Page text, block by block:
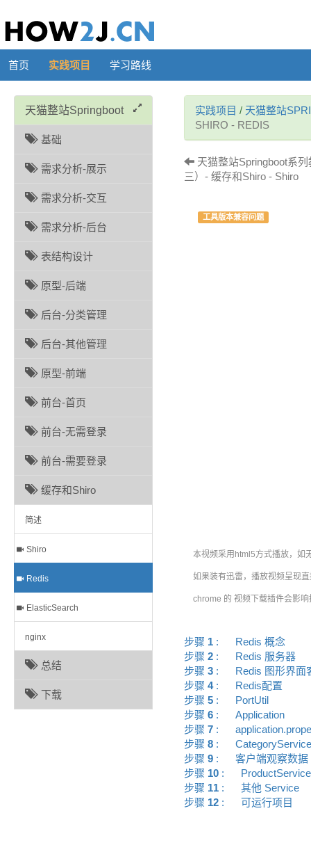
首页 实践项目 学习路线
天猫整站Springboot
基础
需求分析-展示
需求分析-交互
需求分析-后台
表结构设计
原型-后端
后台-分类管理
后台-其他管理
原型-前端
前台-首页
前台-无需登录
前台-需要登录
缓存和Shiro
简述
Shiro
Redis
ElasticSearch
nginx
总结
下载
实践项目 / 天猫整站
SHIRO - REDIS
天猫整站Springboot系
三）- 缓存和Shiro - Shiro
工具版本兼容问题
本视频采用html5方式播放，如
如果装有迅雷，播放视频呈现
chrome 的 视频下载插件会影
步骤 1 :
Redis 概念
步骤 2 :
Redis 服务器
步骤 3 :
Redis 图形界
步骤 4:
Redis配置
步骤 5 :
PortUtil
步骤 6 :
Application
步骤 7 :
步骤 8 :
步骤 9 :
客户端观察数
步骤 10 :
步骤 11 :
其他 Service
步骤 12 : 可运行项目